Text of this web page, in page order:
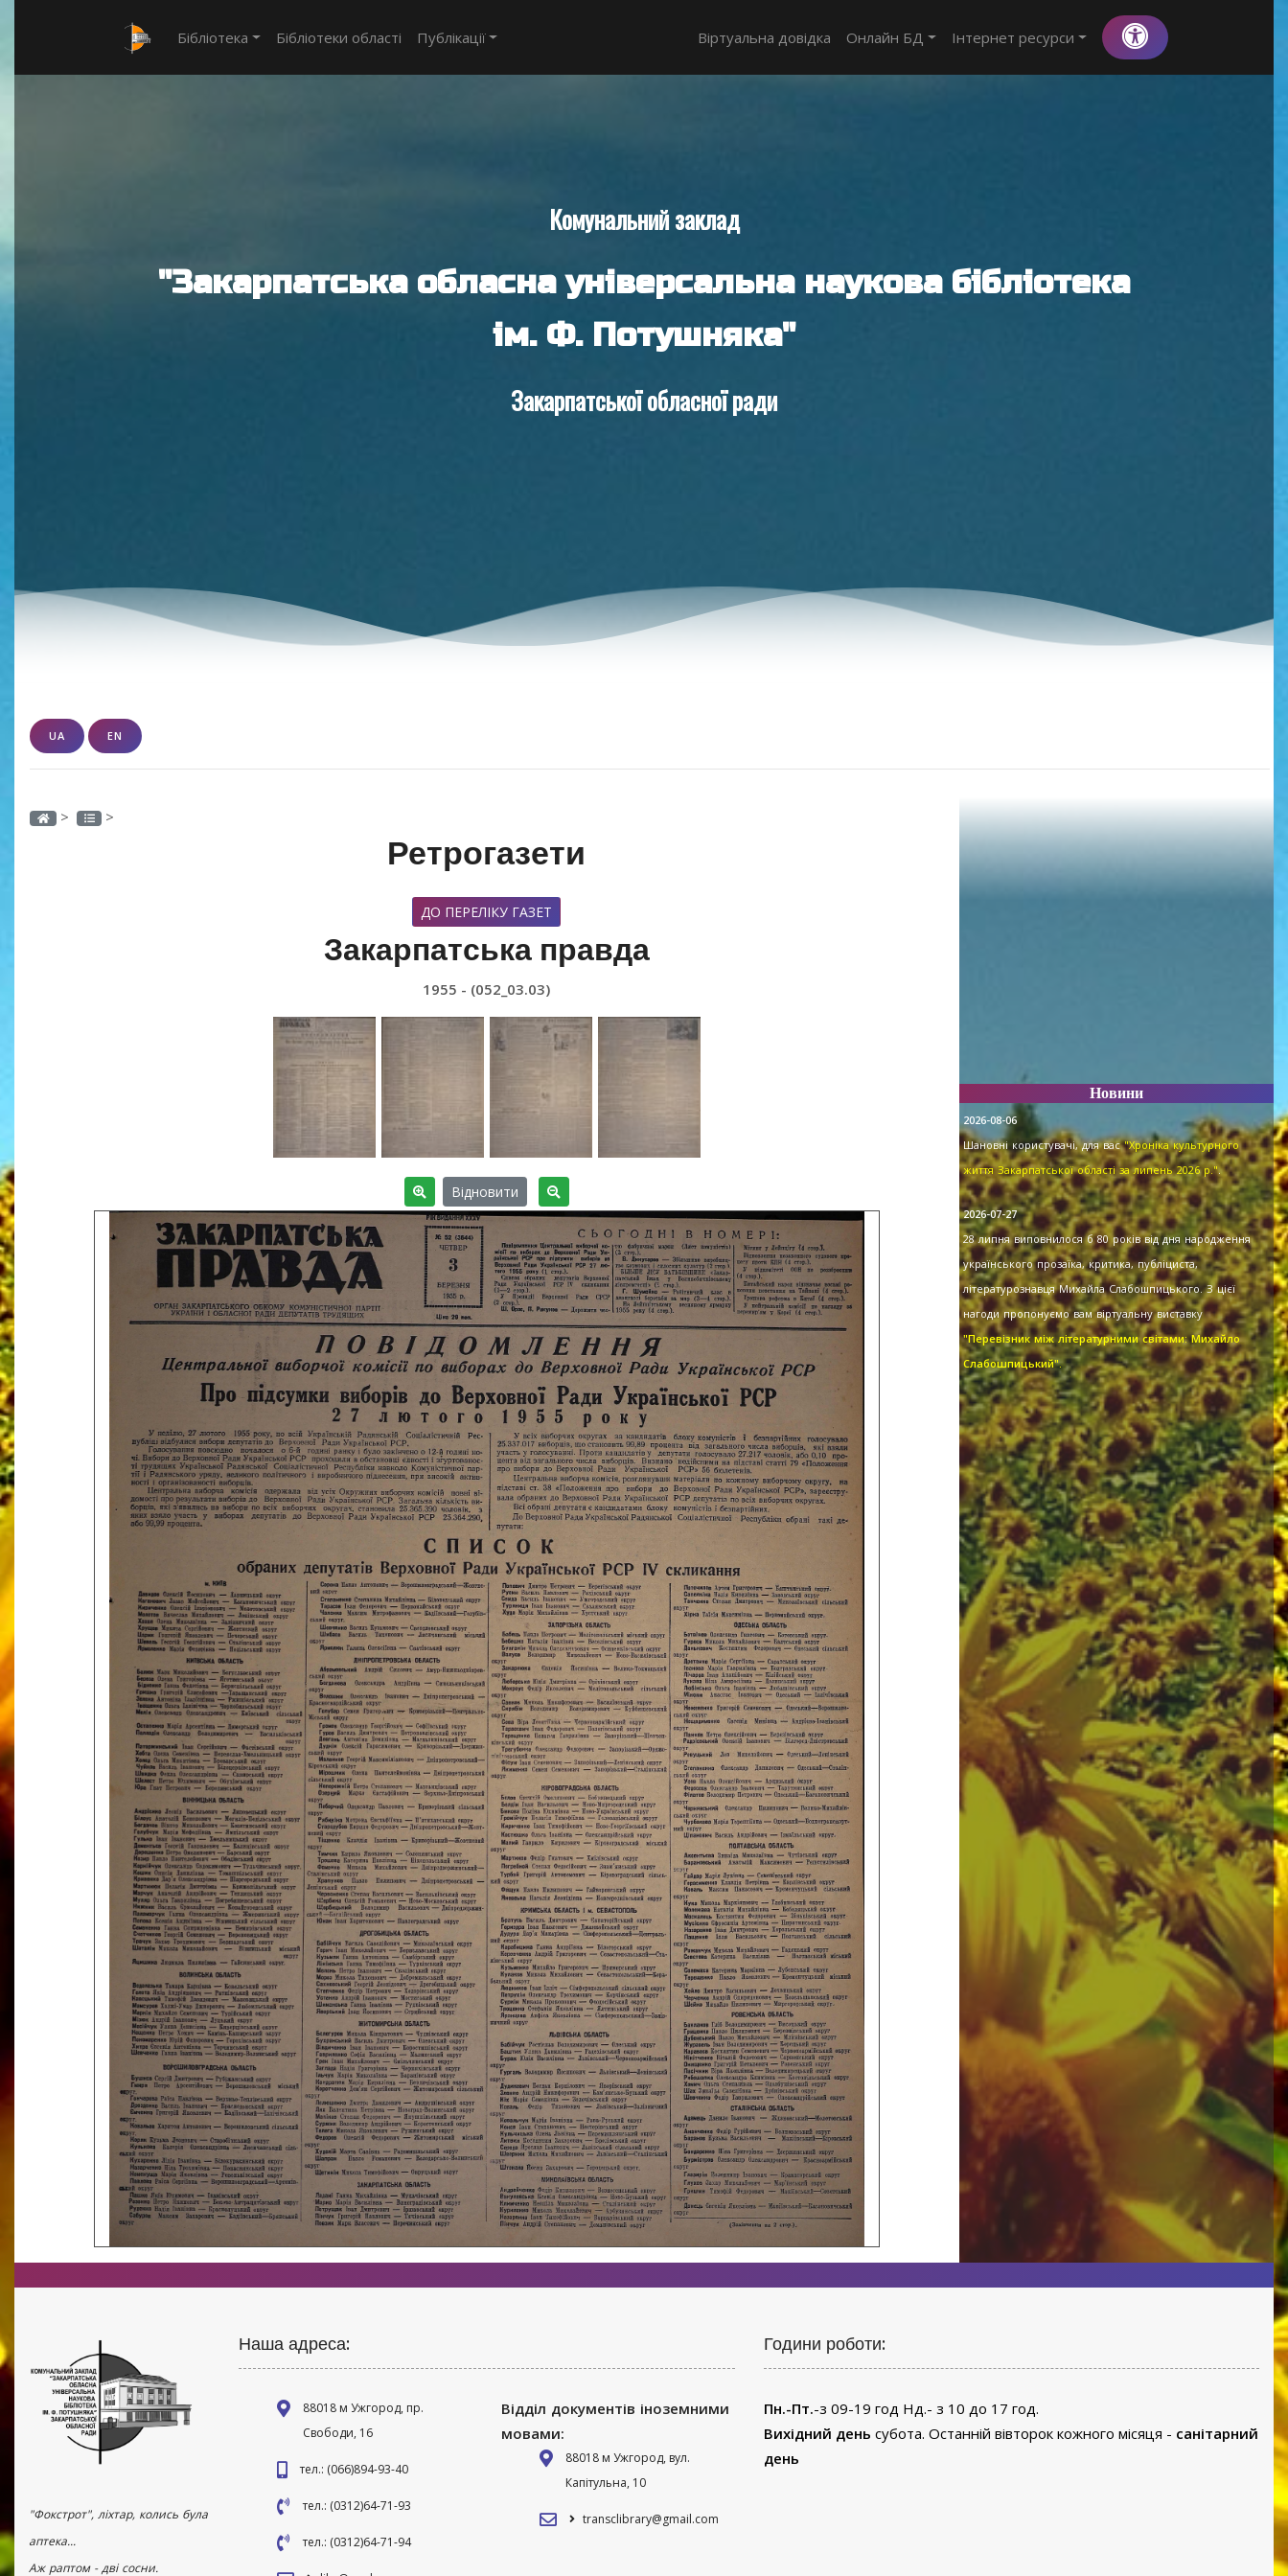
Бібліотека Бібліотеки області Публікації Віртуальна довідка Онлайн БД Інтернет ресурси
Комунальний заклад
"Закарпатська обласна універсальна наукова бібліотека
ім. Ф. Потушняка"
Закарпатської обласної ради
UA EN
> >
Ретрогазети
ДО ПЕРЕЛІКУ ГАЗЕТ
Закарпатська правда
1955 - (052_03.03)
Відновити
Новини
2026-08-06
Шановні користувачі, для вас"Хроніка культурного
життя Закарпатської області за липень 2026 р.".
2026-07-27
28 липня виповнилося б 80 років від дня народження
українського прозаїка, критика, публіциста,
літературознавця Михайла Слабошпицького. З цієї
нагоди пропонуємо вам віртуальну виставку
"Перевізник між літературними світами: Михайло
Слабошпицький".
"Фокстрот", ліхтар, колись була
аптека...
Аж раптом - дві сосни.
Наша адреса:
88018 м Ужгород, пр.
Свободи, 16
тел.: (066)894-93-40
тел.: (0312)64-71-93
тел.: (0312)64-71-94
Відділ документів іноземними
мовами:
88018 м Ужгород, вул.
Капітульна, 10
transclibrary@gmail.com
Години роботи:
Пн.-Пт.-з 09-19 год Нд.- з 10 до 17 год.
Вихідний день субота. Останній вівторок кожного місяця - санітарний
день